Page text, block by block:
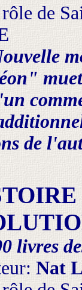
de
de
livres
Nat